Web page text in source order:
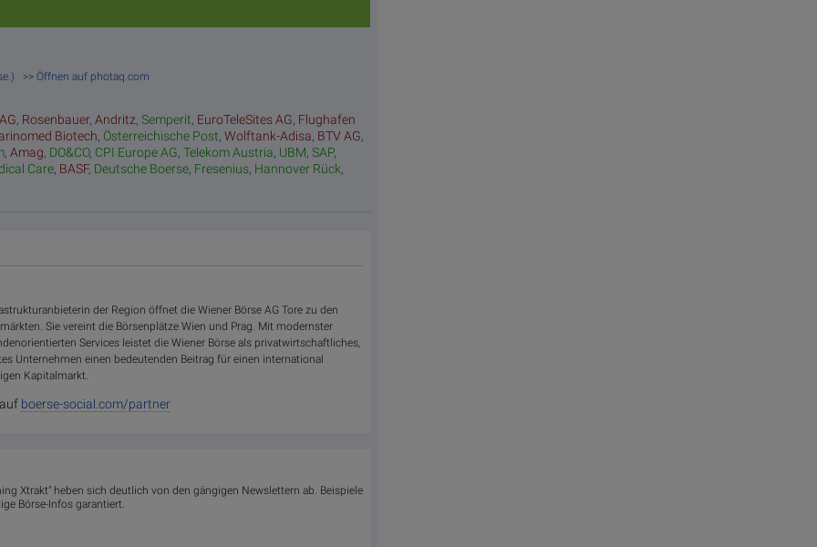
>> Öffnen auf photaq.com
, Rosenbauer, Andritz, Semperit, EuroTeleSites AG, Flughafen
Biotech, Österreichische Post, Wolftank-Adisa, BTV AG,
, Amag, DO&CO, CPI Europe AG, Telekom Austria, UBM, SAP,
Care, BASF, Deutsche Boerse, Fresenius, Hannover Rück,
der Region öffnet die Wiener Börse AG Tore zu den
Sie vereint die Börsenplätze Wien und Prag. Mit modernster
Services leistet die Wiener Börse als privatwirtschaftliches,
Unternehmen einen bedeutenden Beitrag für einen international
Kapitalmarkt.
boerse-social.com/partner
Xtrakt" heben sich deutlich von den gängigen Newslettern ab. Beispiele
Börse-Infos garantiert.